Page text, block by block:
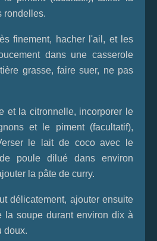
rondelles.
finement, hacher l'ail, et les
dans une casserole
grasse, faire suer, ne pas
et la citronnelle, incorporer le
et le piment (facultatif),
le lait de coco avec le
poule dilué dans environ
la pâte de curry.
délicatement, ajouter ensuite
la soupe durant environ dix à
doux.